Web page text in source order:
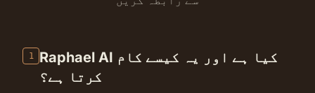
1
Raphael AI کیا ہے اور یہ کیسے کام
کرتا ہے؟